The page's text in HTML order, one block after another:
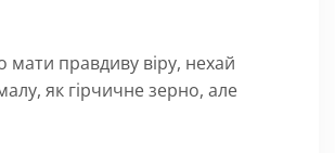
мати правдиву віру, нехай
як гірчичне зерно, але